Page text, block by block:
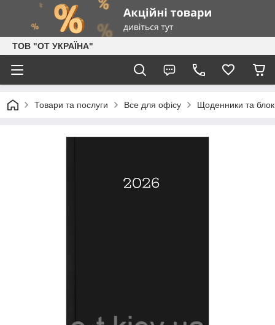
ТОВ "ОТ УКРАЇНА"
Товари та послуги Все для офісу Щоденники та